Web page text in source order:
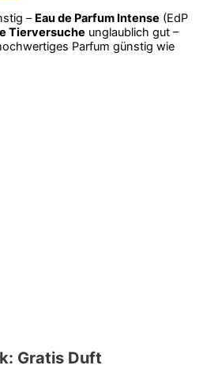
– Eau de Parfum Intense (EdP
Tierversuche unglaublich gut –
Parfum günstig wie
Gratis Duft